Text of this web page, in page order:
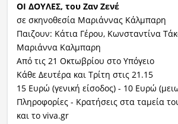
ΟΙ ΔΟΥΛΕΣ, του Ζαν Ζενέ
σε σκηνοθεσία Μαριάννας Κάλμπαρη
Παιζουν: Κάτια Γέρου, Κωνσταντίνα
Μαριάννα Καλμπαρη
Από τις 21 Οκτωβρίου στο Υπόγειο
Κάθε Δευτέρα και Τρίτη στις 21.15
15 Ευρώ (γενική είσοδος) - 10 Ευρώ
Πληροφορίες - Κρατήσεις στα ταμεία
και το viva.gr